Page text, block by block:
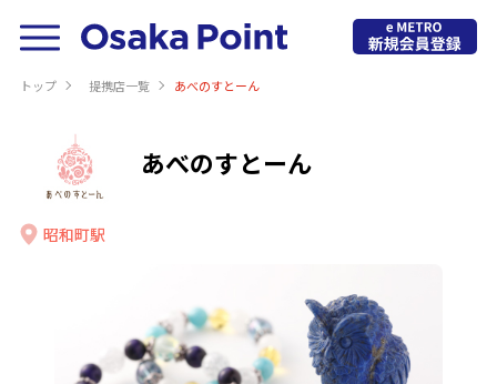
トップ 提携店⼀覧 あべのすとーん
あべのすとーん
昭和町駅